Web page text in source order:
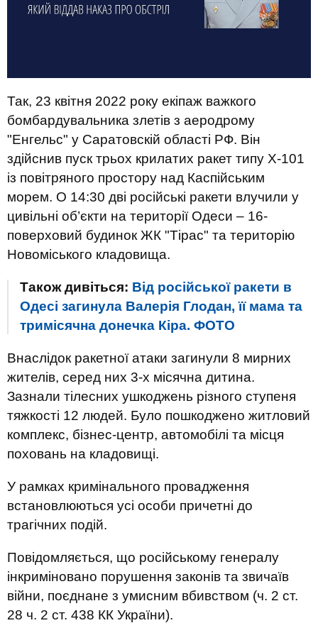
Так, 23 квітня 2022 року екіпаж важкого
бомбардувальника злетів з аеродрому
"Енгельс" у Саратовскій області РФ. Він
здійснив пуск трьох крилатих ракет типу Х-101
із повітряного простору над Каспійським
морем. О 14:30 дві російські ракети влучили у
цивільні об’єкти на території Одеси – 16-
поверховий будинок ЖК "Тірас" та територію
Новоміського кладовища.
Також дивіться: Від російської ракети в
Одесі загинула Валерія Глодан, її мама та
тримісячна донечка Кіра. ФОТО
Внаслідок ракетної атаки загинули 8 мирних
жителів, серед них 3-х місячна дитина.
Зазнали тілесних ушкоджень різного ступеня
тяжкості 12 людей. Було пошкоджено житловий
комплекс, бізнес-центр, автомобілі та місця
поховань на кладовищі.
У рамках кримінального провадження
встановлюються усі особи причетні до
трагічних подій.
Повідомляється, що російському генералу
інкриміновано порушення законів та звичаїв
війни, поєднане з умисним вбивством (ч. 2 ст.
28 ч. 2 ст. 438 КК України).